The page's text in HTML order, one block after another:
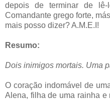
depois de terminar de
Comandante grego forte,
mais posso dizer? A.M.E.I!
Resumo:
Dois inimigos mortais. Uma
O coração indomável de
Alena, filha de uma rainha e